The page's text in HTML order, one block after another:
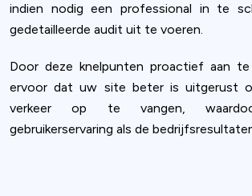
indien nodig een professional in te
gedetailleerde audit uit te voeren.
Door deze knelpunten proactief aan
ervoor dat uw site beter is uitgerust
verkeer op te vangen,
gebruikerservaring als de